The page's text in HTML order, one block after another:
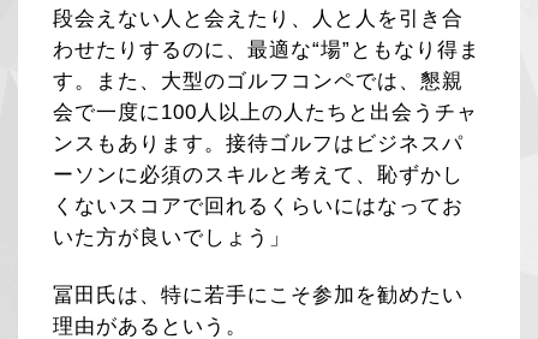
段会えない人と会えたり、人と人を引き合
わせたりするのに、最適な“場”ともなり得ま
す。また、大型のゴルフコンペでは、懇親
会で一度に100人以上の人たちと出会うチャ
ンスもあります。接待ゴルフはビジネスパ
ーソンに必須のスキルと考えて、恥ずかし
くないスコアで回れるくらいにはなってお
いた方が良いでしょう」
冨田氏は、特に若手にこそ参加を勧めたい
理由があるという。